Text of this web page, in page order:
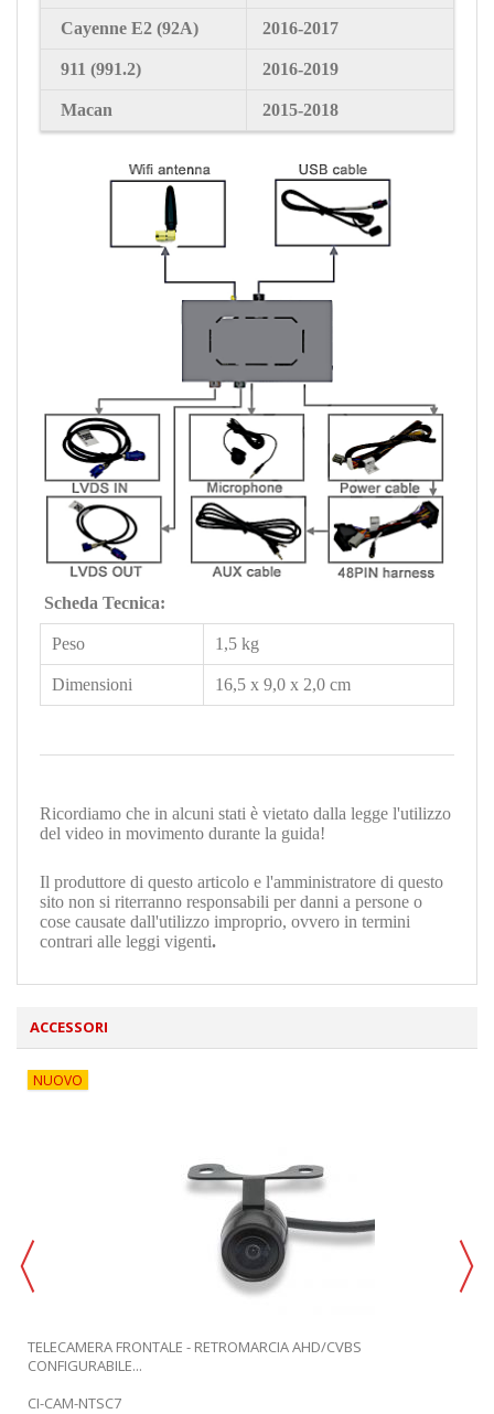
Cayenne E2 (92A) 2016-2017
911 (991.2) 2016-2019
Macan 2015-2018
Scheda Tecnica:
Peso 1,5 kg
Dimensioni 16,5 x 9,0 x 2,0 cm
Ricordiamo che in alcuni stati è vietato dalla legge l'utilizzo
del video in movimento durante la guida!
Il produttore di questo articolo e l'amministratore di questo
sito non si riterranno responsabili per danni a persone o
cose causate dall'utilizzo improprio, ovvero in termini
contrari alle leggi vigenti.
ACCESSORI
NUOVO
TELECAMERA FRONTALE - RETROMARCIA AHD/CVBS
CONFIGURABILE...
CI-CAM-NTSC7